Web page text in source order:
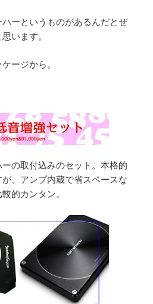
ーというものがあるんだとぜ
います。
ージから。
の取付込みのセット。本格的
、アンプ内蔵で省スペースな
的カンタン。